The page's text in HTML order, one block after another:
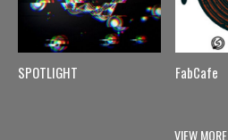
SPOTLIGHT FabCafe
VIEW MORE